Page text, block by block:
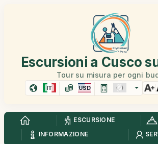
Escursioni a Cusco
Tour su misura per ogni
IT USD
ESCURSIONE
INFORMAZIONE